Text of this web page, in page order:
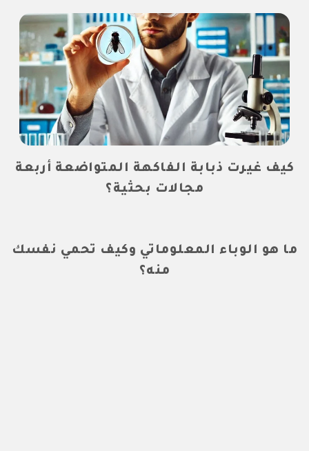
كيف غيرت ذبابة الفاكهة المتواضعة أربعة
مجالات بحثية؟
ما هو الوباء المعلوماتي وكيف تحمي نفسك
منه؟